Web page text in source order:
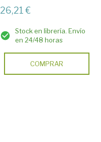
26,21 €
Stock en librería. Envío
en 24/48 horas
COMPRAR